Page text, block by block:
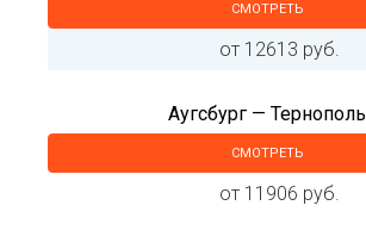
СМОТРЕТЬ
от 12613 руб.
Аугсбург — Тернополь
СМОТРЕТЬ
от 11906 руб.